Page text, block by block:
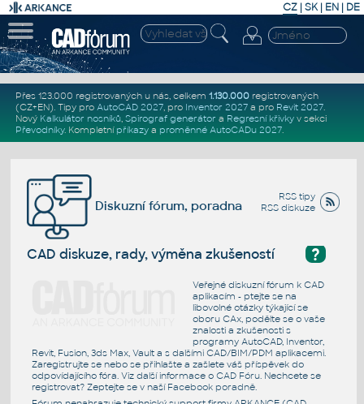
CZ | SK| EN | DE
Přes 123.000 registrovaných u nás, celkem 1.130.000registrovaných
(CZ+EN). Tipy pro AutoCAD 2027, pro Inventor 2027a pro Revit 2027.
Nový Kalkulátor nosníků, Spirograf generátor a Regresní křivkyv sekci
Převodníky. Kompletní příkazya proměnné AutoCADu 2027.
RSS tipy
RSS diskuze
Diskuzní fórum, poradna
?
CAD diskuze, rady, výměna zkušeností
Veřejné diskuzní fórum k CAD
aplikacím - ptejte se na
libovolné otázky týkající se
oboru CAx, podělte se o vaše
znalosti a zkušenosti s
programy AutoCAD, Inventor,
Revit, Fusion, 3ds Max, Vault a s dalšími CAD/BIM/PDM aplikacemi.
Zaregistrujte se nebo se přihlašte a zašlete váš příspěvek do
odpovídajícího fóra. Viz další informace o CAD Fóru. Nechcete se
registrovat? Zeptejte se v naší Facebook poradně.